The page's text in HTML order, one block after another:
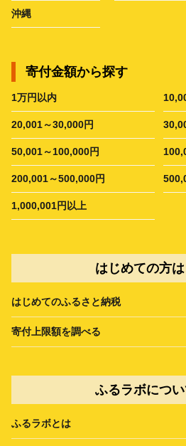
沖縄
寄付金額から探す
1万円以内
20,001～30,000円
50,001～100,000円
200,001～500,000円
1,000,001円以上
はじめての方
はじめてのふるさと納税
寄付上限額を調べる
ふるラボにつ
ふるラボとは